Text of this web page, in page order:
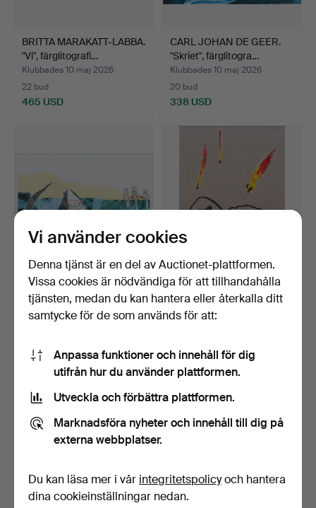
BRITTA MARAKATT-LABBA.
"Vi", färglitografi…
Klubbades 10 maj 2026
22 bud
465 USD
CARL JOHAN DE GEER.
"Skriet", färglitogra…
Klubbades 10 maj 2026
20 bud
338 USD
BRITTA MARAKATT-LABBA.
"Drömmar", färglito…
Klubbades 10 maj 2026
MARIANNE LINDBERG DE
GEER. "What we worry …
Vi använder cookies
Denna tjänst är en del av Auctionet-plattformen.
Vissa cookies är nödvändiga för att tillhandahålla
tjänsten, medan du kan hantera eller återkalla ditt
samtycke för de som används för att:
Anpassa funktioner och innehåll för dig
utifrån hur du använder plattformen.
Utveckla och förbättra plattformen.
Marknadsföra nyheter och innehåll till dig på
externa webbplatser.
Du kan läsa mer i vår integritetspolicyoch hantera
dina cookieinställningar nedan.